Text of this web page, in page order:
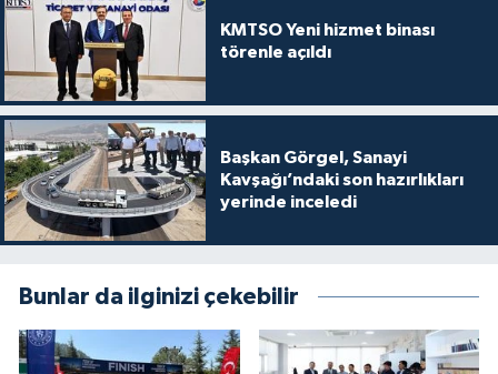
KMTSO Yeni hizmet binası
törenle açıldı
Başkan Görgel, Sanayi
Kavşağı’ndaki son hazırlıkları
yerinde inceledi
Bunlar da ilginizi çekebilir